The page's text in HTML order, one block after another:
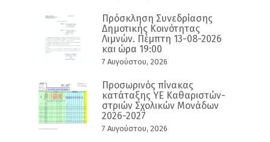
Πρόσκληση Συνεδρίασης
Δημοτικής Κοινότητας
Λιμνών. Πέμπτη 13-08-2026
και ώρα 19:00
7 Αυγούστου, 2026
Προσωρινός πίνακας
κατάταξης ΥΕ Καθαριστών-
στριών Σχολικών Μονάδων
2026-2027
7 Αυγούστου, 2026